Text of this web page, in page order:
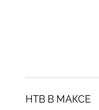
НТВ В МАКСЕ